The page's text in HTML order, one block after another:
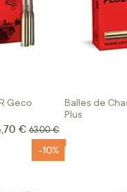
Geco
Spécial
€ Prix normal
63,00 €
Balles de
Plus
-10%